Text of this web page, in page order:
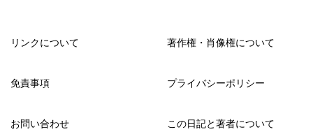
リンクについて 著作権・肖像権について
免責事項 プライバシーポリシー
お問い合わせ この日記と著者について